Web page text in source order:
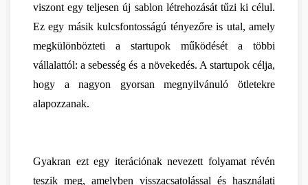
viszont egy teljesen új sablon létrehozását tűzi ki célul.
Ez egy másik kulcsfontosságú tényezőre is utal, amely
megkülönbözteti a startupok működését a többi
vállalattól: a sebesség és a növekedés. A startupok célja,
hogy a nagyon gyorsan megnyilvánuló ötletekre
alapozzanak.
Gyakran ezt egy iterációnak nevezett folyamat révén